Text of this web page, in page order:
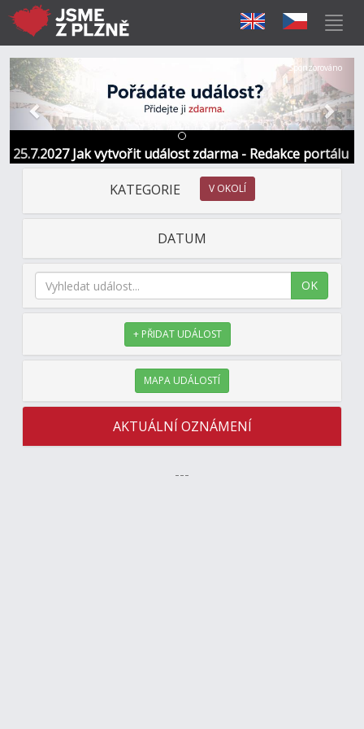
25.7.2027 Jak vytvořit událost zdarma - Redakce portálu
Předchozí Další
Sponzorováno
KATEGORIE V OKOLÍ
DATUM
OK
+ PŘIDAT UDÁLOST
MAPA UDÁLOSTÍ
AKTUÁLNÍ OZNÁMENÍ
---